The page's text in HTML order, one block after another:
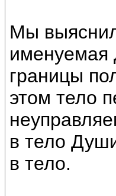
Мы
границы
этом тело
в тело
в тело.